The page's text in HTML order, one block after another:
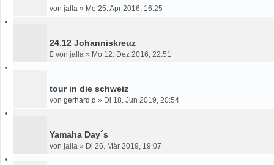
von jalla » Mo 25. Apr 2016, 16:25
24.12 Johanniskreuz
von jalla » Mo 12. Dez 2016, 22:51
tour in die schweiz
von gerhard.d » Di 18. Jun 2019, 20:54
Yamaha Day´s
von jalla » Di 26. Mär 2019, 19:07